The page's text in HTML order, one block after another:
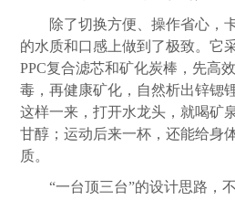
除了切换方便、操作省心，
的水质和口感上做到了极致。它
PPC复合滤芯和矿化炭棒，先高
毒，再健康矿化，自然析出锌锶
这样一来，打开水龙头，就喝矿
甘醇；运动后来一杯，还能给身
质。
“一台顶三台”的设计思路，